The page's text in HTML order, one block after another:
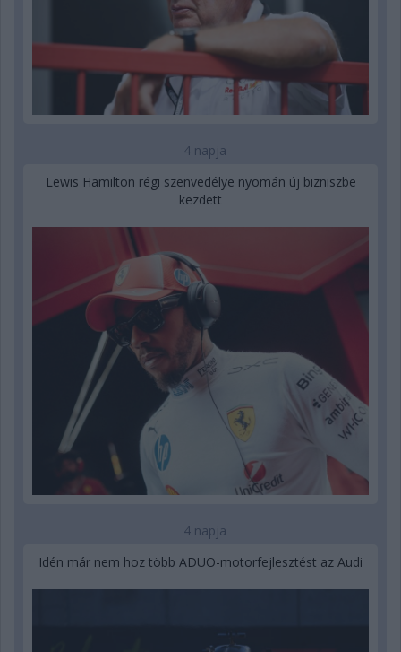
4 napja
Lewis Hamilton régi szenvedélye nyomán új bizniszbe
kezdett
4 napja
Idén már nem hoz több ADUO-motorfejlesztést az Audi